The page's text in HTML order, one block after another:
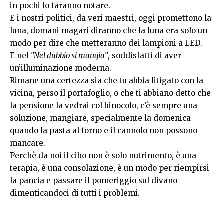
in pochi lo faranno notare.
E i nostri politici, da veri maestri, oggi promettono la
luna, domani magari diranno che la luna era solo un
modo per dire che metteranno dei lampioni a LED.
E nel “Nel dubbio si mangia”, soddisfatti di aver
un’illuminazione moderna.
Rimane una certezza sia che tu abbia litigato con la
vicina, perso il portafoglio, o che ti abbiano detto che
la pensione la vedrai col binocolo, c’è sempre una
soluzione, mangiare, specialmente la domenica
quando la pasta al forno e il cannolo non possono
mancare.
Perchè da noi il cibo non è solo nutrimento, è una
terapia, è una consolazione, è un modo per riempirsi
la pancia e passare il pomeriggio sul divano
dimenticandoci di tutti i problemi.